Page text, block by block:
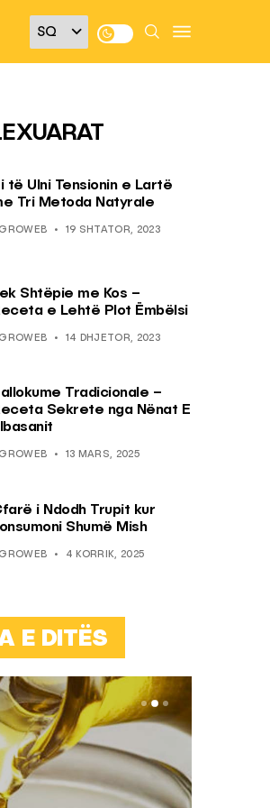
të Ulni Tensionin e Lartë
Tri Metoda Natyrale
19 SHTATOR, 2023
Shtëpie me Kos –
e Lehtë Plot Ëmbëlsi
14 DHJETOR, 2023
Tradicionale –
Sekrete nga Nënat E
13 MARS, 2025
i Ndodh Trupit kur
Shumë Mish
4 KORRIK, 2025
E DITËS